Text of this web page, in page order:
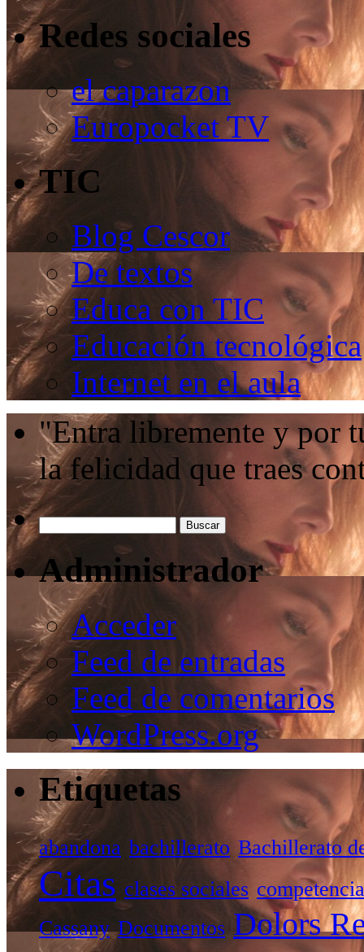
Redes sociales
el caparazon
Europocket TV
TIC
Blog Cescor
De textos
Educa con TIC
Educación tecnológica
Internet en el aula
"Entra libremente y por
la felicidad que traes
Administrador
Acceder
Feed de entradas
Feed de comentarios
WordPress.org
Etiquetas
abandona bachillerato Bachillerato
Citas clases sociales
Cassany Documentos Dolors